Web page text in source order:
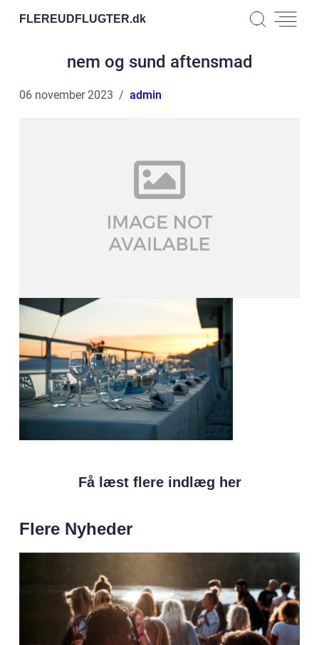
FLEREUDFLUGTER.dk
nem og sund aftensmad
06 november 2023 admin
Få læst flere indlæg her
Flere Nyheder